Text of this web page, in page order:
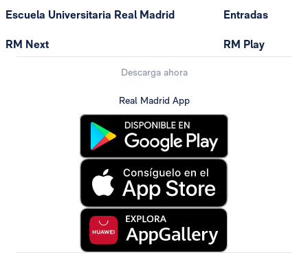
Escuela Universitaria Real Madrid
RM Next
Entradas
RM Play
Descarga ahora
Real Madrid App